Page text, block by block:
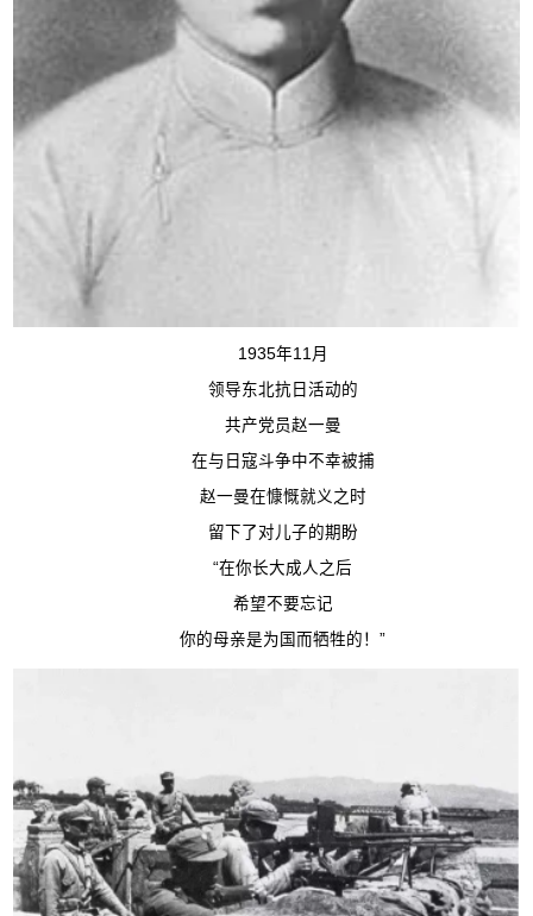
1935年11月
领导东北抗日活动的
共产党员赵一曼
在与日寇斗争中不幸被捕
赵一曼在慷慨就义之时
留下了对儿子的期盼
“在你长大成人之后
希望不要忘记
你的母亲是为国而牺牲的！”